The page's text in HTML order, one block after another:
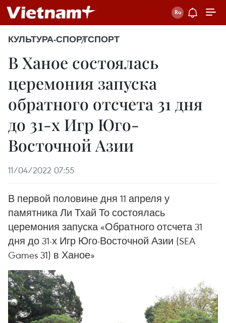
КУЛЬТУРА-СПОРТСПОРТ
В Ханое состоялась
церемония запуска
обратного отсчета 31 дня
до 31-х Игр Юго-
Восточной Азии
11/04/2022 07:55
В первой половине дня 11 апреля у
памятника Ли Тхай То состоялась
церемония запуска «Обратного отсчета 31
дня до 31-х Игр Юго-Восточной Азии (SEA
Games 31) в Ханое»